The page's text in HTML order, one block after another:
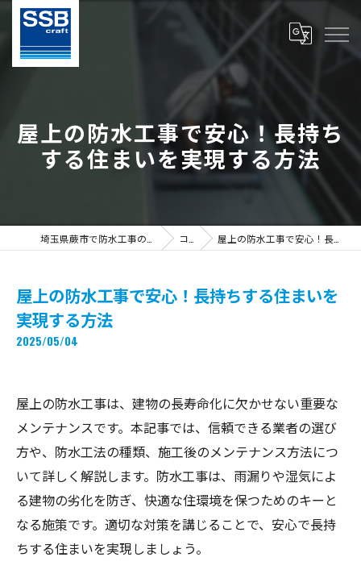
屋上の防水工事で安心！長持ち
する住まいを実現する方法
コラム 屋上の防水工事で安心！長持ちする住まいを実現する方法
屋上の防水工事で安心！長持ちする住まいを
実現する方法
2025/05/04
屋上の防水工事は、建物の長寿命化に欠かせない重要な
メンテナンスです。本記事では、信頼できる業者の選び
方や、防水工法の種類、施工後のメンテナンス方法につ
いて詳しく解説します。防水工事は、雨漏りや湿気によ
る建物の劣化を防ぎ、快適な住環境を保つためのキーと
なる施策です。適切な対策を講じることで、安心で長持
ちする住まいを実現しましょう。